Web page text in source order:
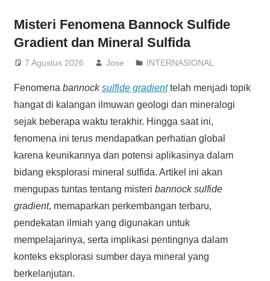
Misteri Fenomena Bannock Sulfide
Gradient dan Mineral Sulfida
7 Agustus 2026 Jose INTERNASIONAL
Fenomena bannocksulfide gradienttelah menjadi topik
hangat di kalangan ilmuwan geologi dan mineralogi
sejak beberapa waktu terakhir. Hingga saat ini,
fenomena ini terus mendapatkan perhatian global
karena keunikannya dan potensi aplikasinya dalam
bidang eksplorasi mineral sulfida. Artikel ini akan
mengupas tuntas tentang misteri bannock sulfide
gradient, memaparkan perkembangan terbaru,
pendekatan ilmiah yang digunakan untuk
mempelajarinya, serta implikasi pentingnya dalam
konteks eksplorasi sumber daya mineral yang
berkelanjutan.